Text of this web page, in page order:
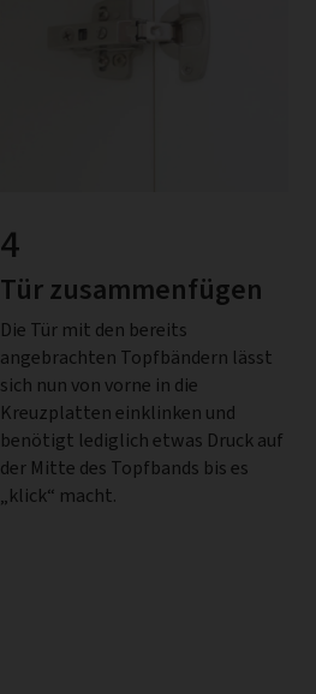
4
Tür zusammenfügen
Die Tür mit den bereits
angebrachten Topfbändern lässt
sich nun von vorne in die
Kreuzplatten einklinken und
benötigt lediglich etwas Druck auf
der Mitte des Topfbands bis es
„klick“ macht.